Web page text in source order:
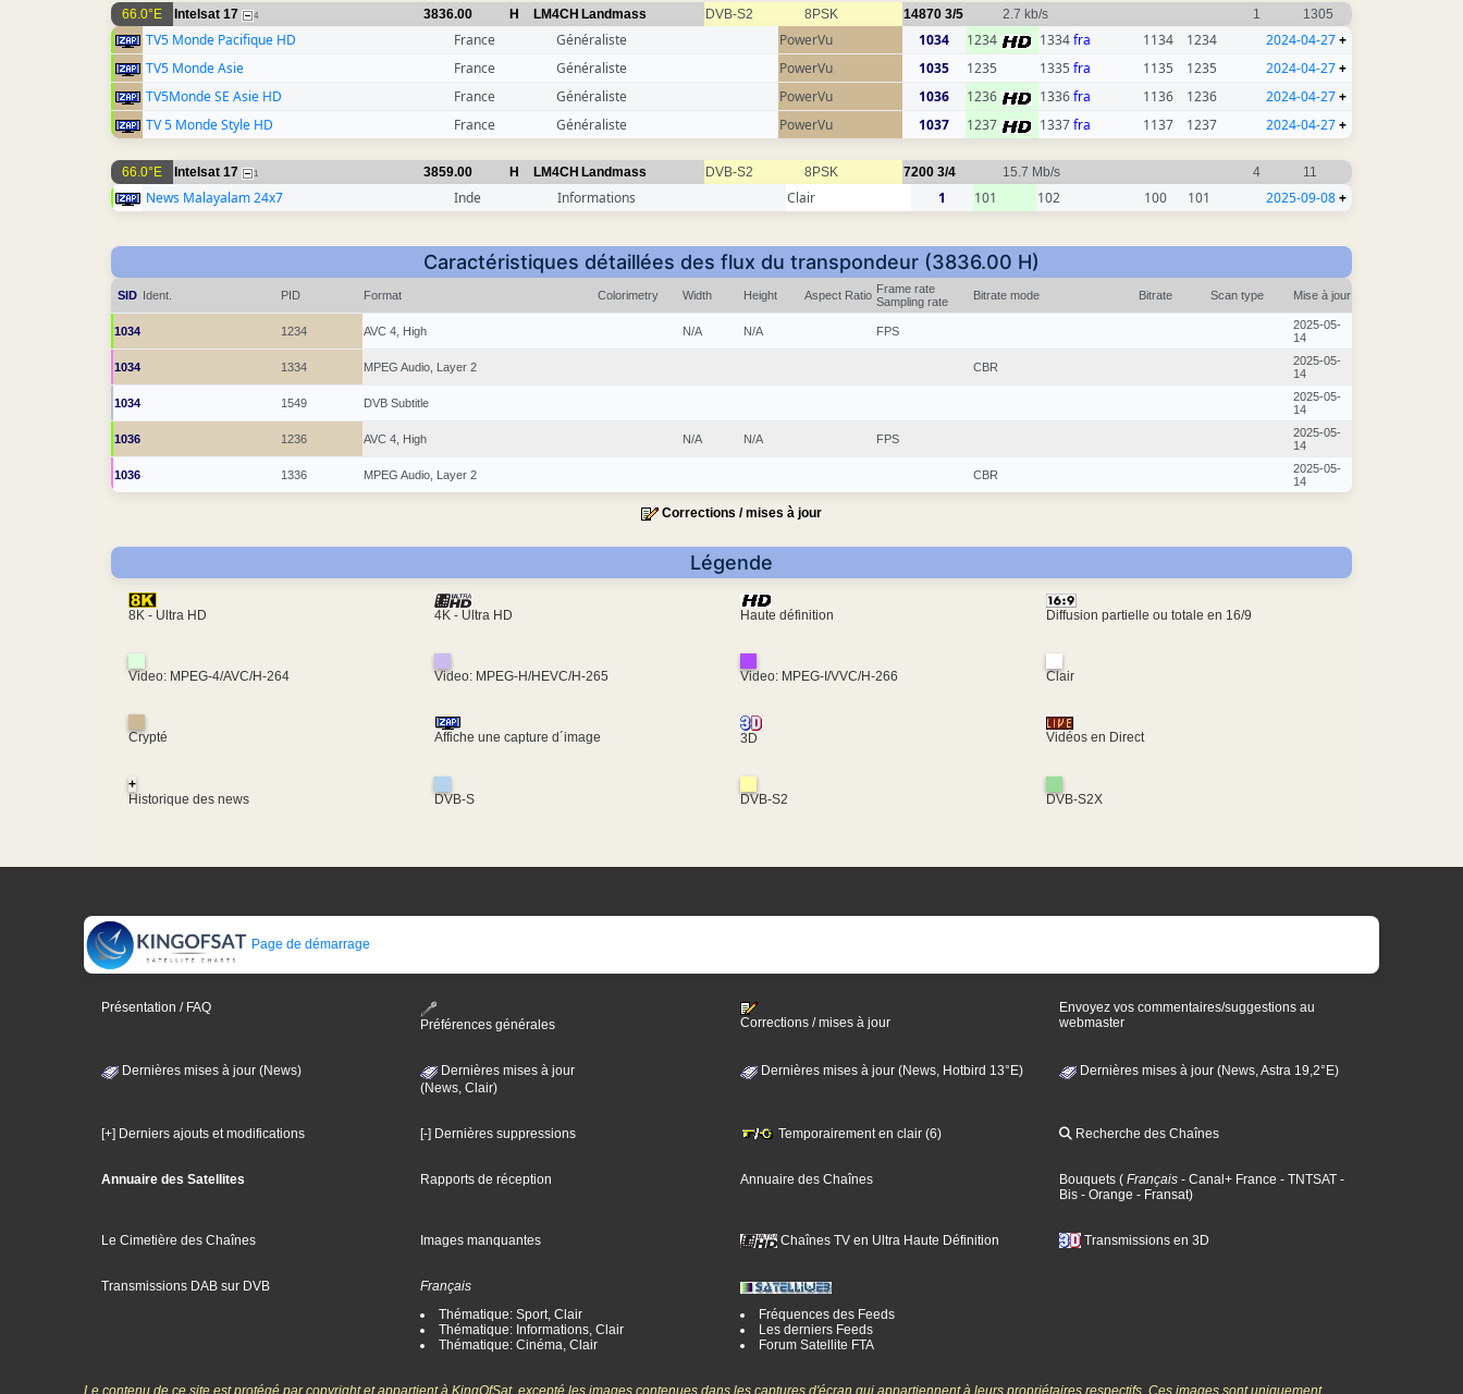
66.0°E Intelsat 17 4 3836.00 H LM4CH Landmass DVB-S2 8PSK 14870 3/5 2.7 kb/s 1 1305
TV5 Monde Pacifique HD France Généraliste PowerVu 1034 1234 1334fra 1134 1234 2024-04-27+
TV5 Monde Asie
France Généraliste PowerVu 1035 1235 1335 fra 1135 1235 2024-04-27+
TV5Monde SE Asie HD
France Généraliste PowerVu 1036 1236 1336fra 1136 1236 2024-04-27+
TV 5 Monde Style HD
France Généraliste PowerVu 1037 1237 1337fra 1137 1237 2024-04-27+
66.0°E Intelsat 17 1 3859.00 H LM4CH Landmass DVB-S2 8PSK 7200 3/4 15.7 Mb/s 4 11
News Malayalam 24x7 Inde Informations Clair 1 101 102 100 101 2025-09-08+
Caractéristiques détaillées des flux du transpondeur (3836.00 H)
SID Ident. PID Format Colorimetry Width Height Aspect Ratio Frame rate
Sampling rate
Bitrate mode Bitrate Scan type Mise à jour
1034 1234 AVC 4, High N/A N/A FPS
2025-05-
14
1034 1334 MPEG Audio, Layer 2 CBR
2025-05-
14
1034 1549 DVB Subtitle
2025-05-
14
1036 1236 AVC 4, High N/A N/A FPS
2025-05-
14
1036 1336 MPEG Audio, Layer 2 CBR
2025-05-
14
Corrections / mises à jour
Légende
8K - Ultra HD 4K - Ultra HD Haute définition Diffusion partielle ou totale en 16/9
Video: MPEG-4/AVC/H-264 Video: MPEG-H/HEVC/H-265 Video: MPEG-I/VVC/H-266 Clair
Crypté Affiche une capture d´image 3D Vidéos en Direct
+
Historique des news
DVB-S DVB-S2 DVB-S2X
Page de démarrage
Présentation / FAQ
Préférences générales
Corrections / mises à jour
Envoyez vos commentaires/suggestions au
webmaster
Dernières mises à jour (News)
Dernières mises à jour
(News, Clair)
Dernières mises à jour (News, Hotbird 13°E) Dernières mises à jour (News, Astra 19,2°E)
[+] Derniers ajouts et modifications [-] Dernières suppressions Temporairement en clair (6) Recherche des Chaînes
Annuaire des Satellites Rapports de réception Annuaire des Chaînes Bouquets ( Français - Canal+ France - TNTSAT -
Bis - Orange - Fransat)
Le Cimetière des Chaînes Images manquantes Chaînes TV en Ultra Haute Définition Transmissions en 3D
Transmissions DAB sur DVB
Français
Thématique: Sport, Clair
Thématique: Informations, Clair
Thématique: Cinéma, Clair
Fréquences des Feeds
Les derniers Feeds
Forum Satellite FTA